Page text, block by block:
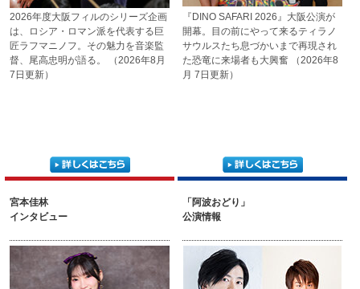
2026年度大阪フィルのシリーズ企画
は、ロシア・ロマン派を代表する巨
匠ラフマニノフ。その魅力を音楽監
督、尾高忠明が語る。
（2026年8月
7日更新）
『DINO SAFARI 2026』大阪公演が
開幕。目の前にやって来るティラ ノ
サウルスたち息づかいまで再現され
た恐竜に来場者も大興奮
（2026年8
月 7日更新）
宮本佳林
インタビュー
「阿波おどり」
公演情報